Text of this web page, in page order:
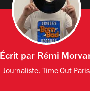
Écrit par Rémi
Journaliste, Time Out Paris